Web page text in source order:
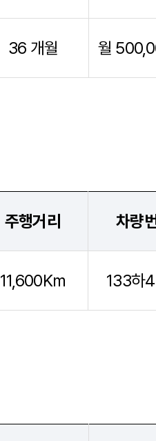
36 개월 월
주행거리
11,600Km
차량
133하